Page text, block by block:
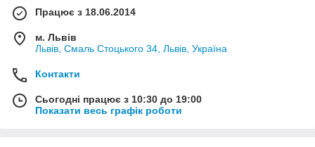
Працює з 18.06.2014
м. Львів
Львів, Смаль Стоцького 34, Львів, Україна
Контакти
Сьогодні працює з 10:30 до 19:00
Показати весь графік роботи